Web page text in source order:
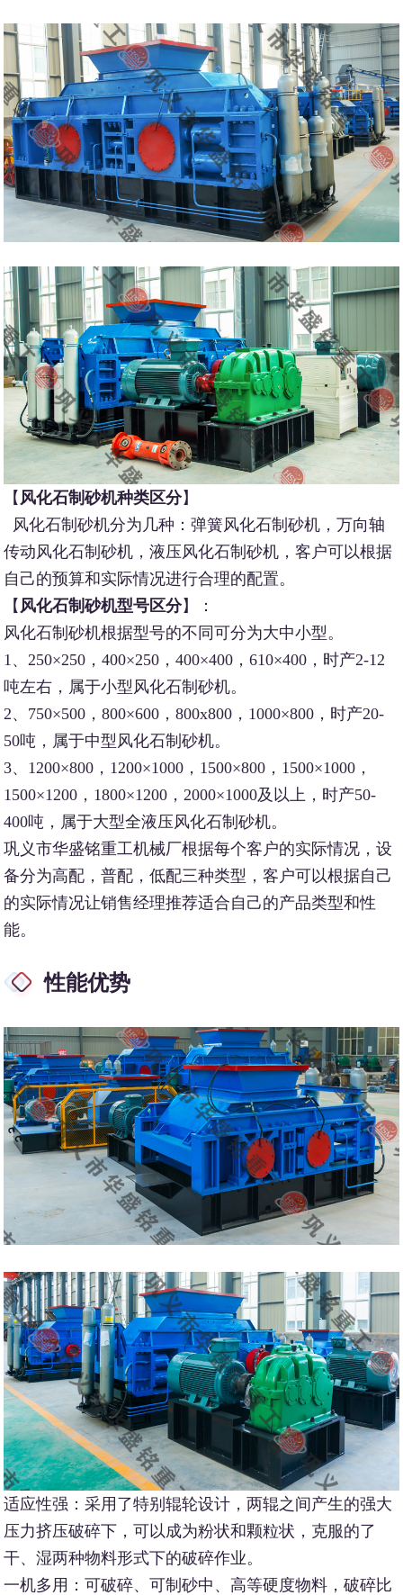
【 风化石制砂机种类区分】
风化石制砂机分为几种：弹簧风化石制砂机，万向轴
传动风化石制砂机，液压风化石制砂机，客户可以根据
自己的预算和实际情况进行合理的配置。
【 风化石制砂机型号区分】：
风化石制砂机根据型号的不同可分为大中小型。
1、250×250，400×250，400×400，610×400，时产2-12
吨左右，属于小型风化石制砂机。
2、750×500，800×600，800x800，1000×800，时产20-
50吨，属于中型风化石制砂机。
3、1200×800，1200×1000，1500×800，1500×1000，
1500×1200，1800×1200，2000×1000及以上，时产50-
400吨，属于大型全液压风化石制砂机。
巩义市华盛铭重工机械厂根据每个客户的实际情况，设
备分为高配，普配，低配三种类型，客户可以根据自己
的实际情况让销售经理推荐适合自己的产品类型和性
能。
性能优势
适应性强：采用了特别辊轮设计，两辊之间产生的强大
压力挤压破碎下，可以成为粉状和颗粒状，克服的了
干、湿两种物料形式下的破碎作业。
一机多用：可破碎、可制砂中、高等硬度物料，破碎比